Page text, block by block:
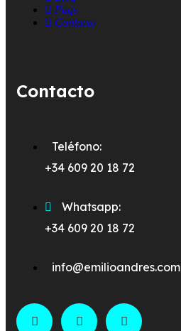
Faqs
Contacto
Contacto
Teléfono:
+34 609 20 18 72
Whatsapp:
+34 609 20 18 72
info@emilioandres.com